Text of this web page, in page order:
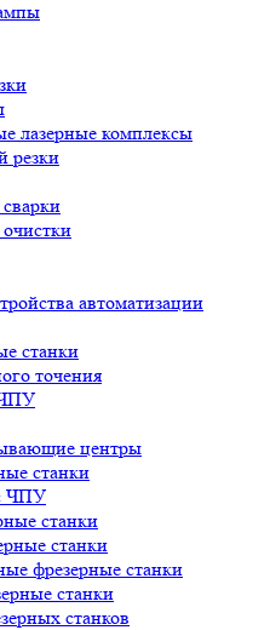
лазерные комплексы
резки
автоматизации
станки
точения
ЧПУ
центры
станки
ЧПУ
станки
станки
фрезерные станки
станки
станков